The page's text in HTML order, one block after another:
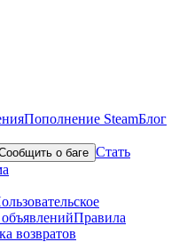
Пополнение SteamБлог
о баге Стать
Правила
возвратов